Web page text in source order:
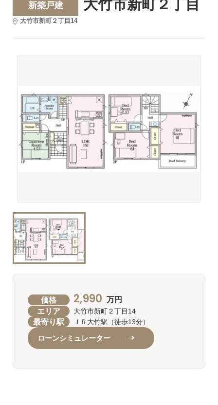
新築戸建 大竹市新町２丁目
大竹市新町２丁目14
価格 2,990 万円
エリア 大竹市新町２丁目14
最寄り駅 ＪＲ大竹駅（徒歩13分）
ローンシミュレーター